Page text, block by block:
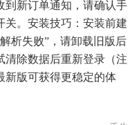
到新订单通知，请确认手
关。安装技巧：安装前建
析失败”，请卸载旧版后
清除数据后重新登录（注
新版可获得更稳定的体